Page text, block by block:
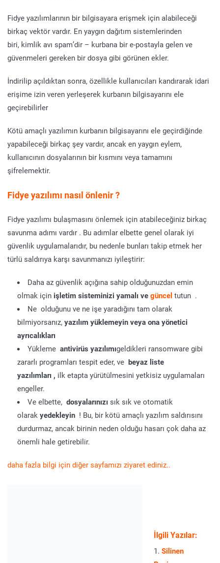
Fidye yazılımlarının bir bilgisayara erişmek için alabileceği
birkaç vektör vardır. En yaygın dağıtım sistemlerinden
biri, kimlik avı spam’dir – kurbana bir e-postayla gelen ve
güvenmeleri gereken bir dosya gibi görünen ekler.
İndirilip açıldıktan sonra, özellikle kullanıcıları kandırarak idari
erişime izin veren yerleşerek kurbanın bilgisayarını ele
geçirebilirler
Kötü amaçlı yazılımın kurbanın bilgisayarını ele geçirdiğinde
yapabileceği birkaç şey vardır, ancak en yaygın eylem,
kullanıcının dosyalarının bir kısmını veya tamamını
şifrelemektir.
Fidye yazılımı nasıl önlenir ?
Fidye yazılımı bulaşmasını önlemek için atabileceğiniz birkaç
savunma adımı vardır . Bu adımlar elbette genel olarak iyi
güvenlik uygulamalarıdır, bu nedenle bunları takip etmek her
türlü saldırıya karşı savunmanızı iyileştirir:
Daha az güvenlik açığına sahip olduğunuzdan emin
olmak için işletim sisteminizi yamalı ve güncel tutun .
Ne olduğunu ve ne işe yaradığını tam olarak
bilmiyorsanız, yazılım yüklemeyin veya ona yönetici
ayrıcalıkları
Yükleme antivirüs yazılımıgeldikleri ransomware gibi
zararlı programları tespit eder, ve beyaz liste
yazılımları , ilk etapta yürütülmesini yetkisiz uygulamaları
engeller.
Ve elbette, dosyalarınızı sık sık ve otomatik
olarak yedekleyin ! Bu, bir kötü amaçlı yazılım saldırısını
durdurmaz, ancak birinin neden olduğu hasarı çok daha az
önemli hale getirebilir.
daha fazla bilgi için diğer sayfamızı ziyaret ediniz..
İlgili Yazılar:
Silinen